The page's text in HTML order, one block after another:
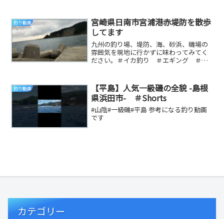
釣り動画
宮崎県日南市宮浦港赤堤防を散歩
してます
九州の釣り場、堤防、海、砂浜、磯場の
雰囲気を現地に行かずに味わってみてく
ださい。＃イカ釣り ＃エギング ＃釣
釣り動画
【平島】人気一級磯の全貌 -島根
県浜田市- ＃Shorts
#山陰#一級磯#平島 参考になる釣り動画
です
カテゴリー